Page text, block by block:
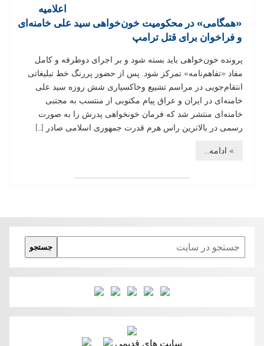
اعلامیه
«همگامی» در محکومیت خون‌خواهی سید علی خامنه‌ای
و فراخوان برای قتل ترامپ
پرونده خون‌خواهی باید بسته شود و بر اجرای دوطرفه و کامل
مفاد «تفاهم‌نامه» تمرکز شود. پس از حضور پررنگ خط تبلیغاتی
انتقام‌جویی در مراسم تشییع وخاکسپاری شش روزه سید علی
خامنه‌ای در ایران و عراق پیام مکتوبی از منتسب به مجتبی
خامنه‌ای منتشر شد که فرمان خونخواهی پدرش را به صورت
رسمی در بالاترین راس هرم قدرت جمهوری اسلامی صادر […]
» ادامه...
Search
جستجو
سایت های قدیمی